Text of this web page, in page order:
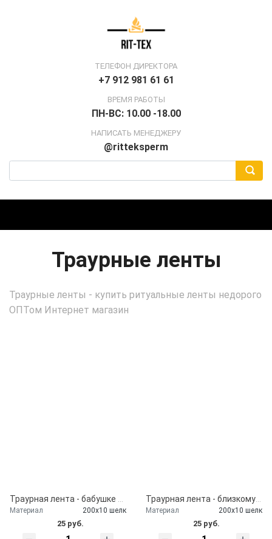
ТЕЛЕФОН ДИРЕКТОРА
+7 912 981 61 61
ВРЕМЯ РАБОТЫ
ПН-ВС: 10.00 -18.00
НАПИСАТЬ МЕНЕДЖЕРУ
@ritteksperm
Траурные ленты
Траурные ленты - купить ритуальные ленты недорого
ОПТом Интернет магазин
Материал 200х10 шелк
25 руб.
Материал 200х10 шелк
25 руб.